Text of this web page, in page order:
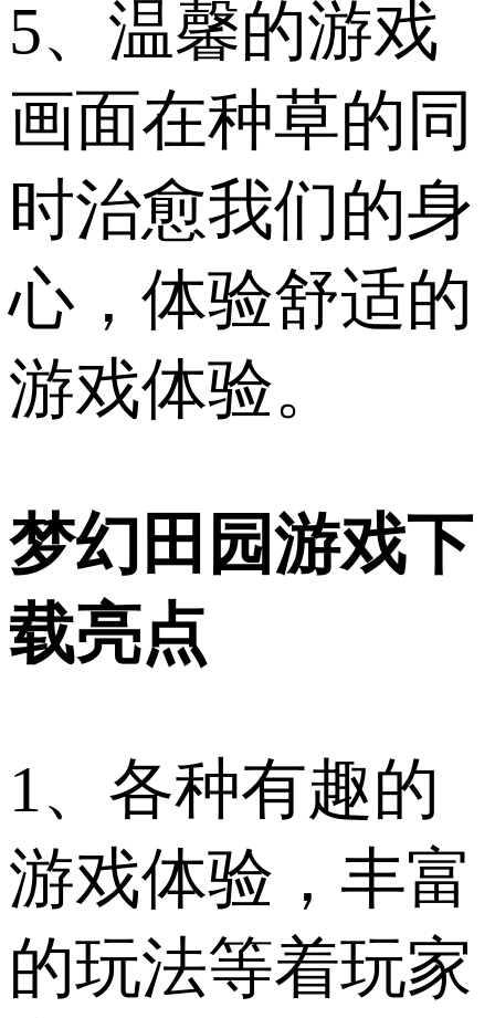
5、温馨的游戏
画面在种草的同
时治愈我们的身
心，体验舒适的
游戏体验。
梦幻田园游戏下
载亮点
1、各种有趣的
游戏体验，丰富
的玩法等着玩家